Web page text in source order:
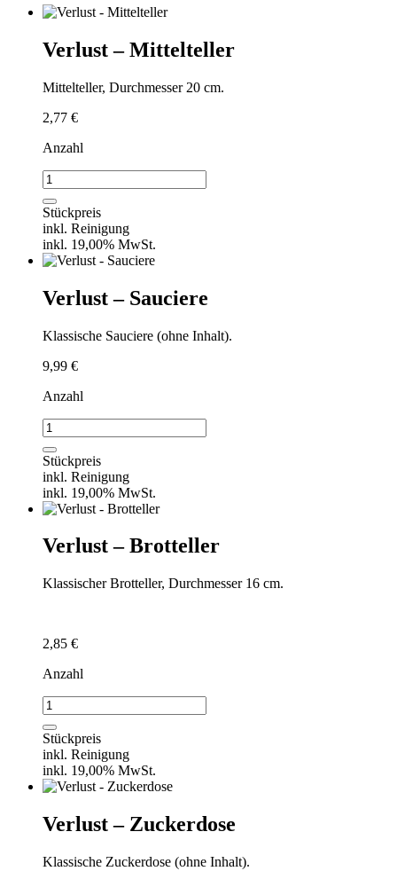
Verlust – Mittelteller
Mittelteller, Durchmesser 20 cm.
2,77 €
Anzahl
Verlust
-
Mittelteller
Menge
Stückpreis
inkl. Reinigung
inkl. 19,00% MwSt.
Verlust – Sauciere
Klassische Sauciere (ohne Inhalt).
9,99 €
Anzahl
Verlust
-
Sauciere
Menge
Stückpreis
inkl. Reinigung
inkl. 19,00% MwSt.
Verlust – Brotteller
Klassischer Brotteller, Durchmesser 16 cm.
2,85 €
Anzahl
Verlust
-
Brotteller
Menge
Stückpreis
inkl. Reinigung
inkl. 19,00% MwSt.
Verlust – Zuckerdose
Klassische Zuckerdose (ohne Inhalt).